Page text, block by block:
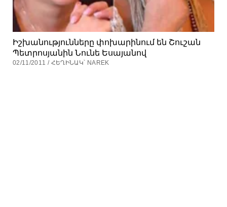
Իշխանությունները փոխարինում են Շուշան
Պետրոսյանին Նունե Եսայանով
02/11/2011 / ՀԵՂԻՆԱԿ՝ NAREK